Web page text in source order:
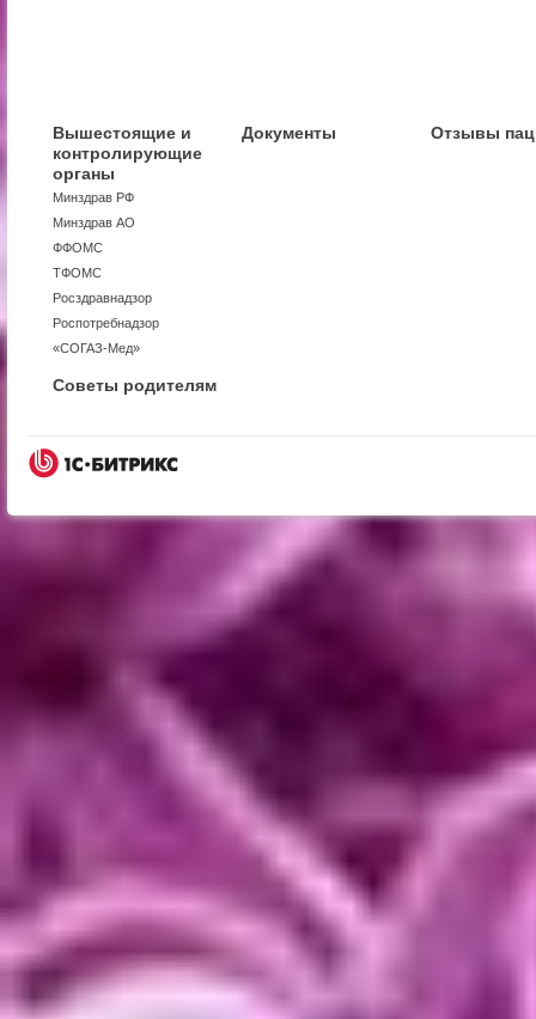
Вышестоящие и
контролирующие
органы
Минздрав РФ
Минздрав АО
ФФОМС
ТФОМС
Росздравнадзор
Роспотребнадзор
«СОГАЗ-Мед»
Документы Отзывы
Советы родителям